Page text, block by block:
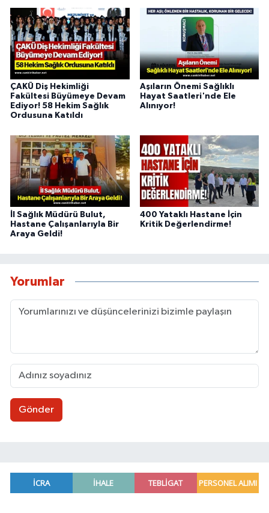
ÇAKÜ Diş Hekimliği
Fakültesi Büyümeye Devam
Ediyor! 58 Hekim Sağlık
Ordusuna Katıldı
Aşıların Önemi Sağlıklı
Hayat Saatleri'nde Ele
Alınıyor!
İl Sağlık Müdürü Bulut,
Hastane Çalışanlarıyla Bir
Araya Geldi!
400 Yataklı Hastane İçin
Kritik Değerlendirme!
Yorumlar
Gönder